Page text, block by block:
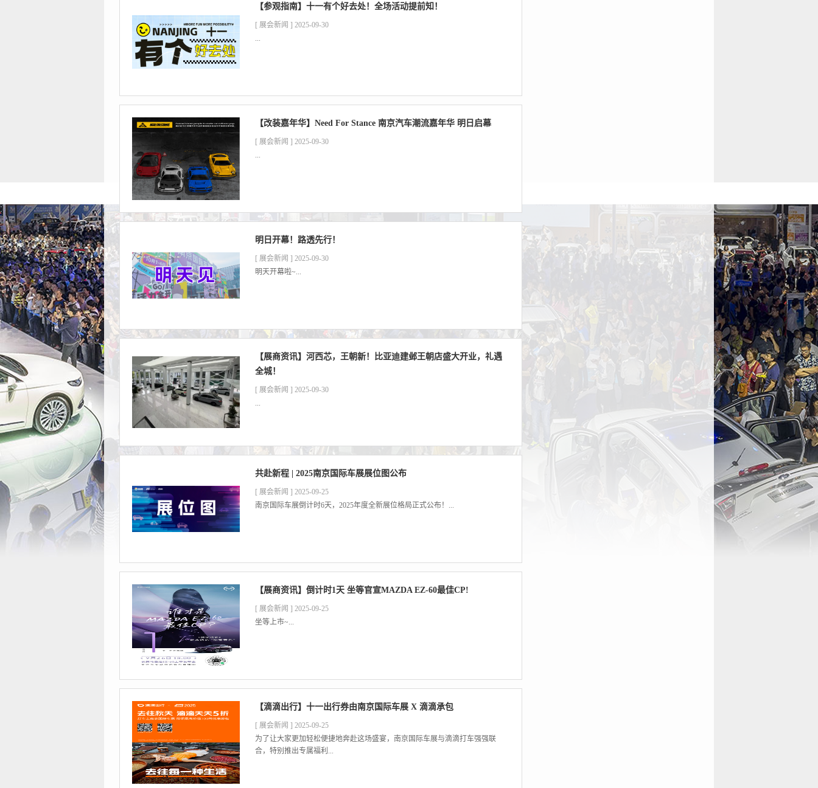
【参观指南】十一有个好去处！全场活动提前知！
[ 展会新闻 ] 2025-09-30
...
【改装嘉年华】Need For Stance 南京汽车潮流嘉年华 明日启幕
[ 展会新闻 ] 2025-09-30
...
明日开幕！路透先行！
[ 展会新闻 ] 2025-09-30
明天开幕啦~...
【展商资讯】河西芯，王朝新！比亚迪建邺王朝店盛大开业，礼遇
全城！
[ 展会新闻 ] 2025-09-30
...
共赴新程 | 2025南京国际车展展位图公布
[ 展会新闻 ] 2025-09-25
南京国际车展倒计时6天，2025年度全新展位格局正式公布！...
【展商资讯】倒计时1天 坐等官宣MAZDA EZ-60最佳CP!
[ 展会新闻 ] 2025-09-25
坐等上市~...
【滴滴出行】十一出行券由南京国际车展 X 滴滴承包
[ 展会新闻 ] 2025-09-25
为了让大家更加轻松便捷地奔赴这场盛宴，南京国际车展与滴滴打车强强联
合，特别推出专属福利...